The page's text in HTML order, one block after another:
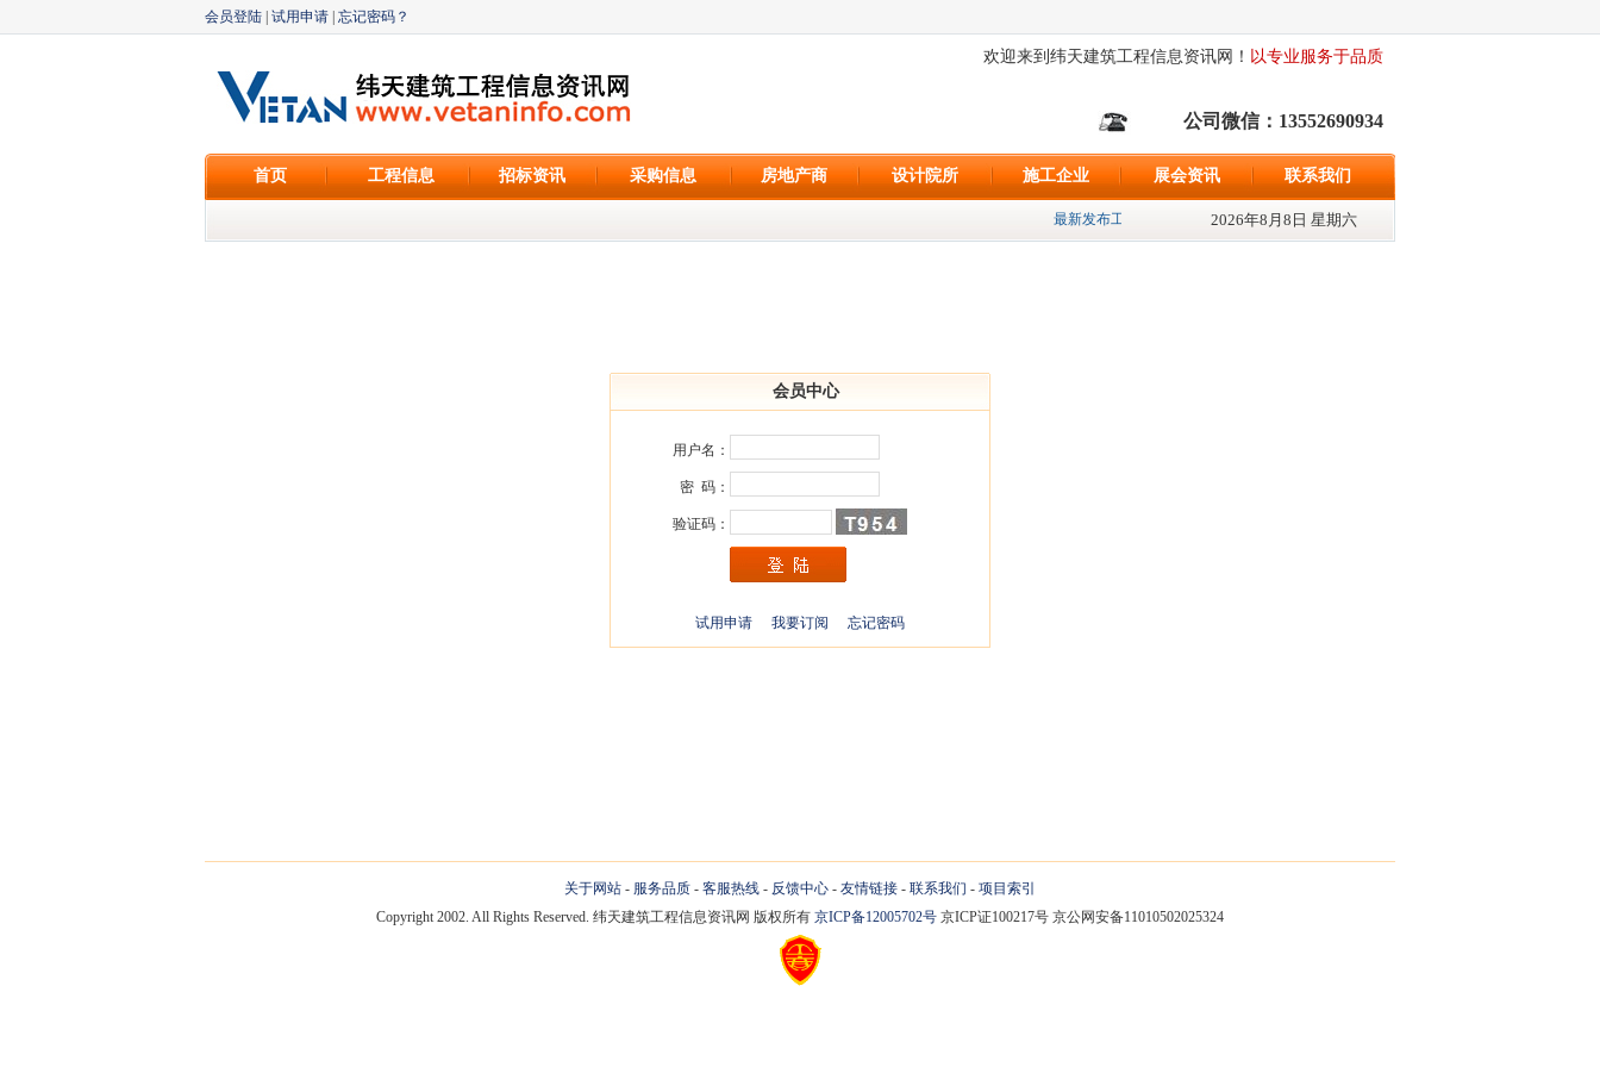
会员登陆 试用申请 忘记密码？
欢迎来到纬天建筑工程信息资讯网！ 以专业服务于品质
公司微信：13552690934
首页 工程信息 招标资讯 采购信息 房地产商 设计院所 施工企业 展会资讯 联系我们
最新发布工程信息500条、最新发布招标资讯{598}条、最新发布采购信息{522}条; 追
2026年8月8日 星期六
会员中心
用户名：
密 码：
验证码：
试用申请 我要订阅 忘记密码
关于网站 - 服务品质 - 客服热线 - 反馈中心 - 友情链接 - 联系我们 - 项目索引
Copyright 2002. All Rights Reserved. 纬天建筑工程信息资讯网 版权所有 京ICP备12005702号 京ICP证100217号 京公网安备11010502025324